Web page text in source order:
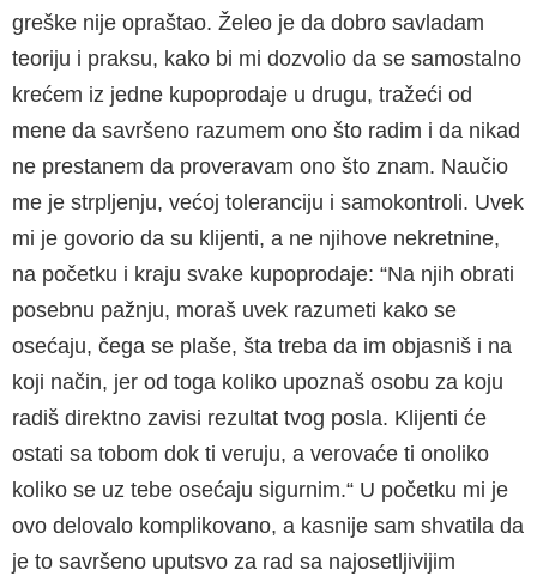
greške nije opraštao. Želeo je da dobro savladam
teoriju i praksu, kako bi mi dozvolio da se samostalno
krećem iz jedne kupoprodaje u drugu, tražeći od
mene da savršeno razumem ono što radim i da nikad
ne prestanem da proveravam ono što znam. Naučio
me je strpljenju, većoj tol­eranciju i samokontroli. Uvek
mi je govorio da su klijenti, a ne njihove nekretnine,
na početku i kraju svake kupoprodaje: “Na njih obrati
posebnu pažn­ju, moraš uvek razumeti kako se
osećaju, čega se plaše, šta treba da im objasniš i na
koji način, jer od toga koliko upoznaš osobu za koju
radiš direktno zavisi rezultat tvog posla. Klijenti će
ostati sa to­bom dok ti veruju, a verovaće ti onoliko
koliko se uz tebe osećaju sigurnim.“ U početku mi je
ovo delovalo komplikovano, a kasnije sam shvatila da
je to savršeno uputsvo za rad sa najosetl­jivijim